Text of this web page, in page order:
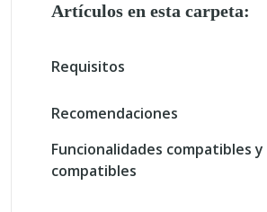
Artículos en esta carpeta:
Requisitos
Recomendaciones
Funcionalidades compatibles y
compatibles